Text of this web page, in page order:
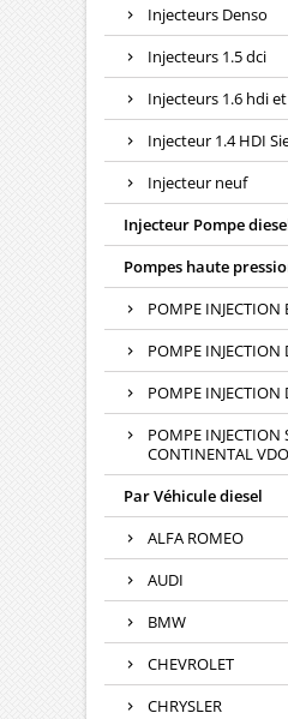
Injecteurs Denso
Injecteurs 1.5 dci
Injecteurs 1.6 hdi
Injecteur 1.4 HDI
Injecteur neuf
Injecteur Pompe
Pompes haute
POMPE INJECTION
POMPE INJECTION
POMPE INJECTION
POMPE INJECTION
CONTINENTAL VDO
Par Véhicule diesel
ALFA ROMEO
AUDI
BMW
CHEVROLET
CHRYSLER